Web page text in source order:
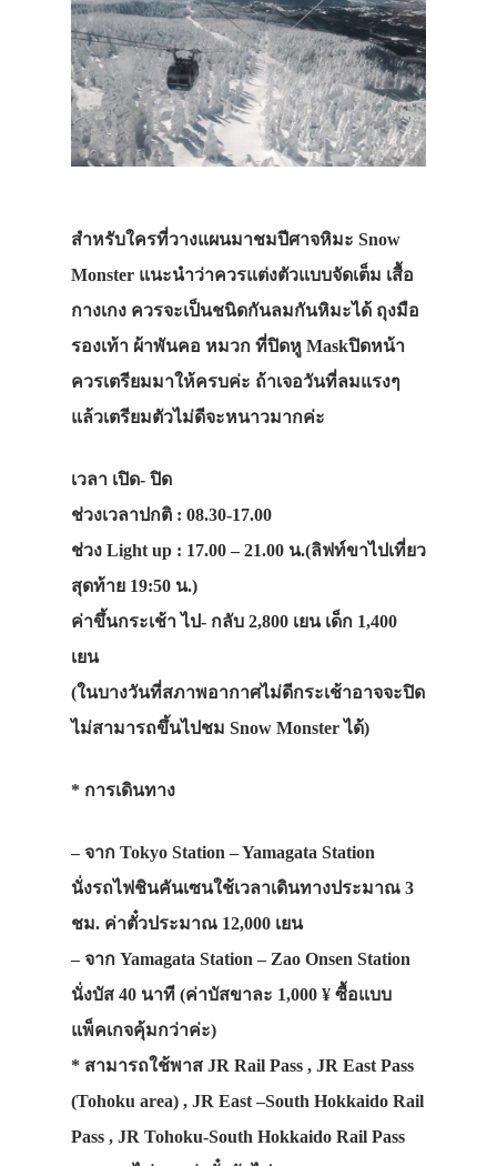
สำหรับใครที่วางแผนมาชมปีศาจหิมะ Snow
Monster แนะนำว่าควรแต่งตัวแบบจัดเต็ม เสื้อ
กางเกง ควรจะเป็นชนิดกันลมกันหิมะได้ ถุงมือ
รองเท้า ผ้าพันคอ หมวก ที่ปิดหู Maskปิดหน้า
ควรเตรียมมาให้ครบค่ะ ถ้าเจอวันที่ลมแรงๆ
แล้วเตรียมตัวไม่ดีจะหนาวมากค่ะ
เวลา เปิด- ปิด
ช่วงเวลาปกติ : 08.30-17.00
ช่วง Light up : 17.00 – 21.00 น.(ลิฟท์ขาไปเที่ยว
สุดท้าย 19:50 น.)
ค่าขึ้นกระเช้า ไป- กลับ 2,800 เยน เด็ก 1,400
เยน
(ในบางวันที่สภาพอากาศไม่ดีกระเช้าอาจจะปิด
ไม่สามารถขึ้นไปชม Snow Monster ได้)
* การเดินทาง
– จาก Tokyo Station – Yamagata Station
นั่งรถไฟชินคันเซนใช้เวลาเดินทางประมาณ 3
ชม. ค่าตั๋วประมาณ 12,000 เยน
– จาก Yamagata Station – Zao Onsen Station
นั่งบัส 40 นาที (ค่าบัสขาละ 1,000 ¥ ซื้อแบบ
แพ็คเกจคุ้มกว่าค่ะ)
* สามารถใช้พาส JR Rail Pass , JR East Pass
(Tohoku area) , JR East –South Hokkaido Rail
Pass , JR Tohoku-South Hokkaido Rail Pass